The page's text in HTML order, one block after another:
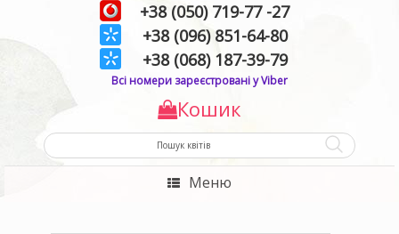
+38 (050) 719-77 -27
+38 (096) 851-64-80
+38 (068) 187-39-79
Всі номери зареєстровані у Viber
Кошик
Меню